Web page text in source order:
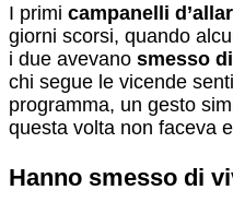
I primi campanelli
giorni scorsi, quando
i due avevano smesso
chi segue le vicende
programma, un gesto
questa volta non faceva
Hanno smesso di